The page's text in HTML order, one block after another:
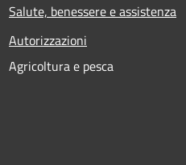
Salute, benessere e assistenza
Autorizzazioni
Agricoltura e pesca